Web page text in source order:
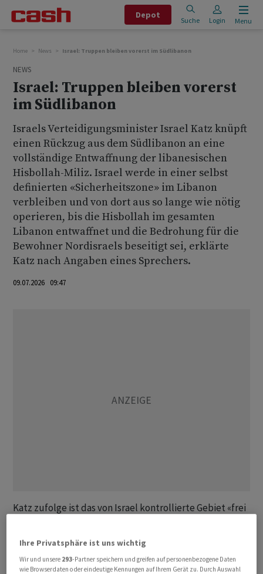
Depot
Suche Login Menu
Home News Israel: Truppen bleiben vorerst im Südlibanon
NEWS
Israel: Truppen bleiben vorerst
im Südlibanon
Israels Verteidigungsminister Israel Katz knüpft
einen Rückzug aus dem Südlibanon an eine
vollständige Entwaffnung der libanesischen
Hisbollah-Miliz. Israel werde in einer selbst
definierten «Sicherheitszone» im Libanon
verbleiben und von dort aus so lange wie nötig
operieren, bis die Hisbollah im gesamten
Libanon entwaffnet und die Bedrohung für die
Bewohner Nordisraels beseitigt sei, erklärte
Katz nach Angaben eines Sprechers.
09.07.2026 09:47
Katz zufolge ist das von Israel kontrollierte Gebiet «frei
unter und über der Erde». Ziel sei es, die Menschen in
Nordisrael vor der Gefahr von Überfällen,
Panzerabwehrfeuer und direkten Bedrohungen zu
Ihre Privatsphäre ist uns wichtig
Wir und unsere 293-Partner speichern und greifen auf personenbezogene Daten
wie Browserdaten oder eindeutige Kennungen auf Ihrem Gerät zu. Durch Auswahl